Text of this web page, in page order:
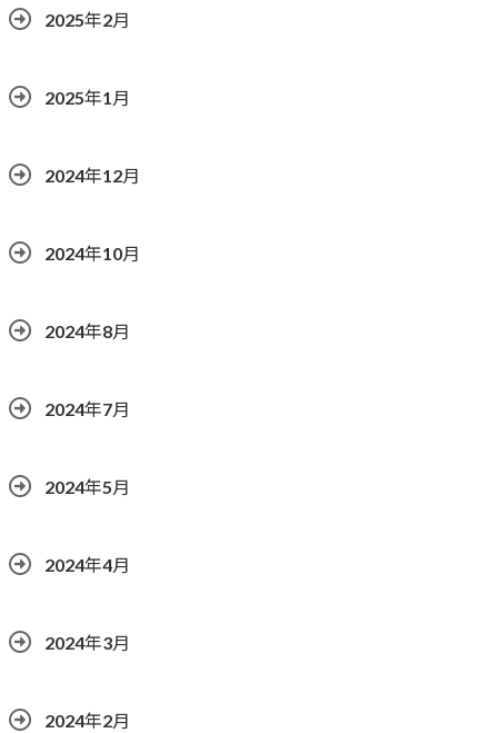
2025年2月
2025年1月
2024年12月
2024年10月
2024年8月
2024年7月
2024年5月
2024年4月
2024年3月
2024年2月